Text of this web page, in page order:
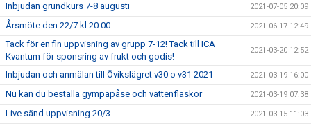
Inbjudan grundkurs 7-8 augusti 2021-07-05 20:09
Årsmöte den 22/7 kl 20.00 2021-06-17 12:49
Tack för en fin uppvisning av grupp 7-12! Tack till ICA
Kvantum för sponsring av frukt och godis!
2021-03-20 12:52
Inbjudan och anmälan till Övikslägret v30 o v31 2021 2021-03-19 16:00
Nu kan du beställa gympapåse och vattenflaskor 2021-03-19 07:38
Live sänd uppvisning 20/3. 2021-03-15 11:03